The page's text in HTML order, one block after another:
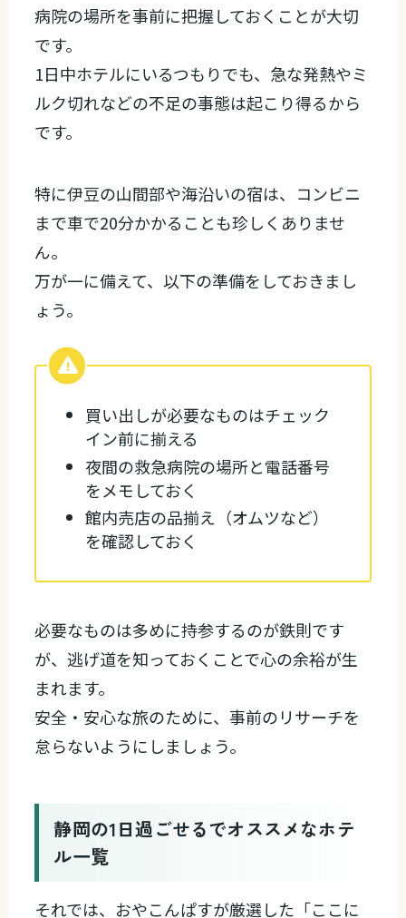
病院の場所を事前に把握しておくことが大切
です。
1日中ホテルにいるつもりでも、急な発熱やミ
ルク切れなどの不足の事態は起こり得るから
です。
特に伊豆の山間部や海沿いの宿は、コンビニ
まで車で20分かかることも珍しくありませ
ん。
万が一に備えて、以下の準備をしておきまし
ょう。
買い出しが必要なものはチェック
イン前に揃える
夜間の救急病院の場所と電話番号
をメモしておく
館内売店の品揃え（オムツなど）
を確認しておく
必要なものは多めに持参するのが鉄則です
が、逃げ道を知っておくことで心の余裕が生
まれます。
安全・安心な旅のために、事前のリサーチを
怠らないようにしましょう。
静岡の1日過ごせるでオススメなホテ
ル一覧
それでは、おやこんぱすが厳選した「ここに